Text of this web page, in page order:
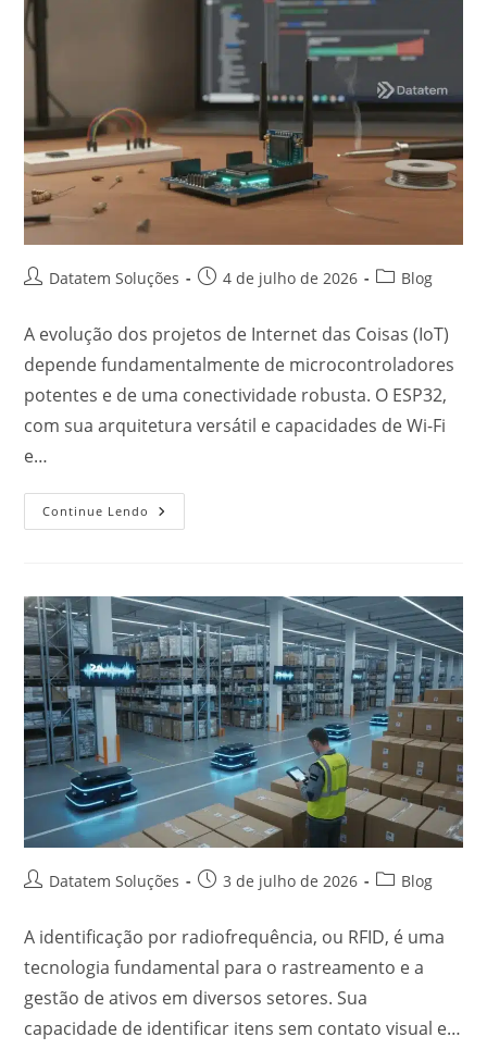
Datatem Soluções 4 de julho de 2026 Blog
A evolução dos projetos de Internet das Coisas (IoT)
depende fundamentalmente de microcontroladores
potentes e de uma conectividade robusta. O ESP32,
com sua arquitetura versátil e capacidades de Wi-Fi
e…
Continue Lendo
Datatem Soluções 3 de julho de 2026 Blog
A identificação por radiofrequência, ou RFID, é uma
tecnologia fundamental para o rastreamento e a
gestão de ativos em diversos setores. Sua
capacidade de identificar itens sem contato visual e…